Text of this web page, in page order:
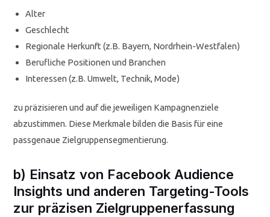
Alter
Geschlecht
Regionale Herkunft (z.B. Bayern, Nordrhein-Westfalen)
Berufliche Positionen und Branchen
Interessen (z.B. Umwelt, Technik, Mode)
zu präzisieren und auf die jeweiligen Kampagnenziele
abzustimmen. Diese Merkmale bilden die Basis für eine
passgenaue Zielgruppensegmentierung.
b) Einsatz von Facebook Audience
Insights und anderen Targeting-Tools
zur präzisen Zielgruppenerfassung